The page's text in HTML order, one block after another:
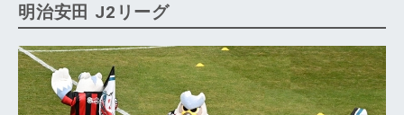
明治安田 J2リーグ